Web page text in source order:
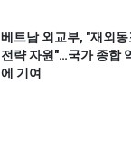
베트남 외교부, "재외동
전략 자원"…국가 종합
에 기여